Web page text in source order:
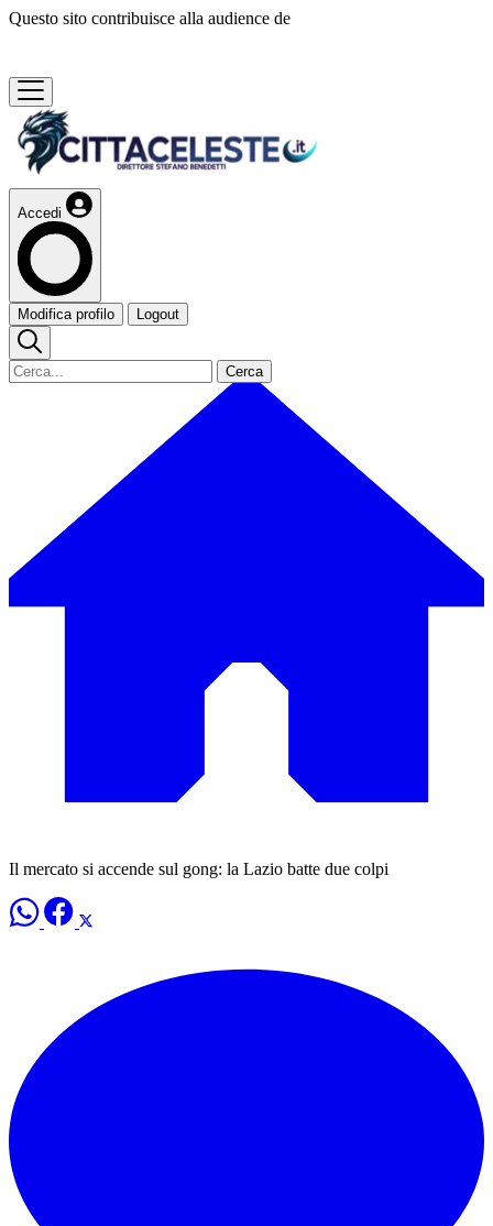
Questo sito contribuisce alla audience de
Accedi
Modifica profilo Logout
Cerca
Il mercato si accende sul gong: la Lazio batte due colpi